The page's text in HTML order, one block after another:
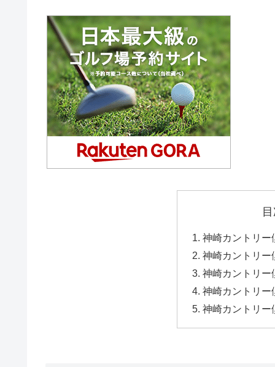
神崎カントリー
神崎カントリー
神崎カントリー
神崎カントリー
神崎カントリー